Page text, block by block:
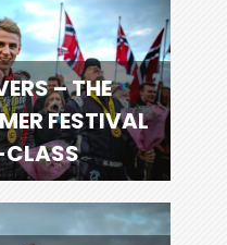
– THE
FESTIVAL